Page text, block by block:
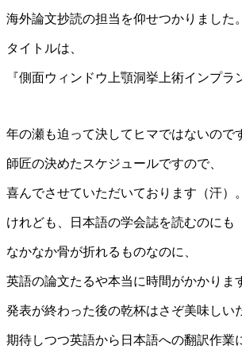
海外論文抄読の担当を仰せつかりました。
タイトルは、
『側面ウィンドウ上顎洞挙上術インプ
年の瀬も迫って決してヒマではないので
師匠の決めたスケジュールですので、
喜んでさせていただいております（汗）。
けれども、日本語の学会誌を読むのにも
なかなか骨が折れるものなのに、
英語の論文たるや本当に時間がかかりま
発表が終わった後の乾杯はさぞ美味しい
期待しつつ英語から日本語への翻訳作業